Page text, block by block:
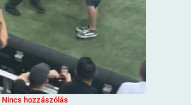
Nincs hozzászólás